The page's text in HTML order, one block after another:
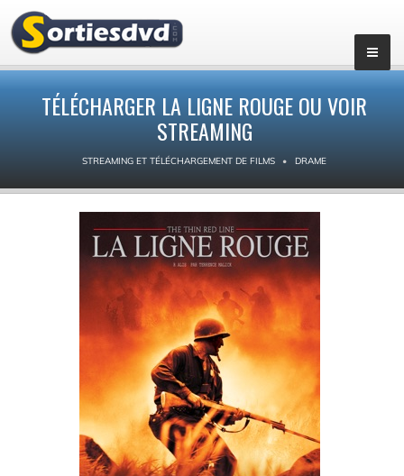
TÉLÉCHARGER LA LIGNE ROUGE OU VOIR
STREAMING
STREAMING ET TÉLÉCHARGEMENT DE FILMS DRAME